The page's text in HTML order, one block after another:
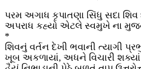
પરમ અગાધ કૃપાતણા સિંધુ સદા શિવ
અપરાધ કહ્યો એટલે સ્વમુખે ના
*
શિવનું વર્તન દેખી ભવાની ત્યાગી
ખૂબ અકળાયાં, અધને વિચારી શક્યાં